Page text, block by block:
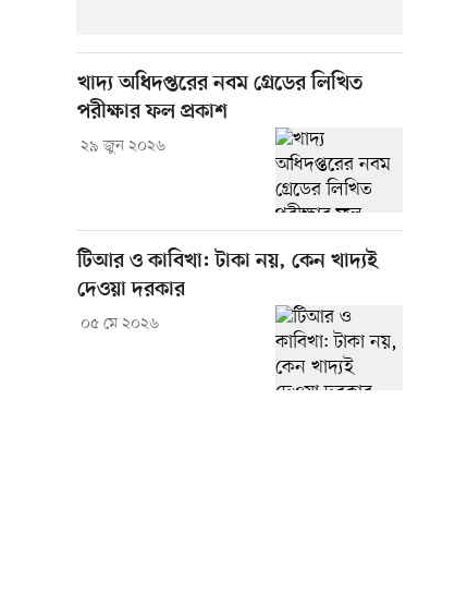
খাদ্য অধিদপ্তরের নবম গ্রেডের লিখিত
পরীক্ষার ফল প্রকাশ
২৯ জুন ২০২৬
টিআর ও কাবিখা: টাকা নয়, কেন খাদ্যই
দেওয়া দরকার
০৫ মে ২০২৬